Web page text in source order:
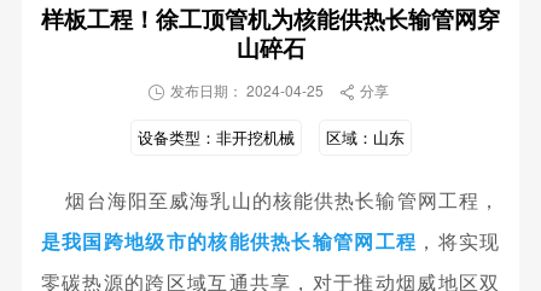
样板工程！徐工顶管机为核能供热长输管网穿
山碎石
 发布日期： 2024-04-25  分享
设备类型： 非开挖机械 区域： 山东
烟台海阳至威海乳山的核能供热长输管网工程，
是我国跨地级市的核能供热长输管网工程 ，将实现
零碳热源的跨区域互通共享，对于推动烟威地区双